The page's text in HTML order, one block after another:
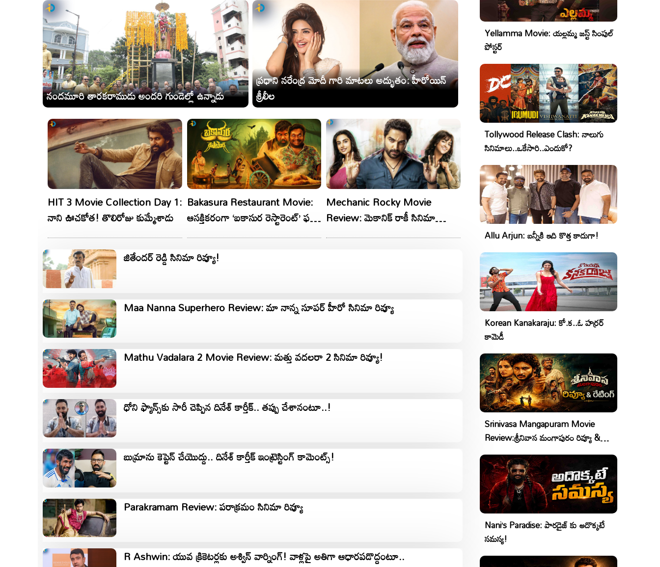
నందమూరి తారకరాముడు అందరి గుండెల్లో ఉన్నాడు
ప్రధాని నరేంద్ర మోదీ గారి మాటలు అద్భుతం: హీరోయిన్
శ్రీలీల
HIT 3 Movie Collection Day 1:
నాని ఊచకోత! తొలిరోజు కుమ్మేశాడు
Bakasura Restaurant Movie:
ఆసక్తికరంగా ‘బకాసుర రెస్టారెంట్‌’ ఫస్ట్‌
లుక్‌
Mechanic Rocky Movie
Review: మెకానిక్ రాకీ సినిమా
రివ్యూ!
జితేందర్ రెడ్డి సినిమా రివ్యూ!
Maa Nanna Superhero Review: మా నాన్న సూపర్ హీరో సినిమా రివ్యూ
Mathu Vadalara 2 Movie Review: మత్తు వదలరా 2 సినిమా రివ్యూ!
ధోని ఫ్యాన్స్‌కు సారీ చెప్పిన దినేశ్ కార్తీక్.. తప్పు చేశానంటూ..!
బుమ్రాను కెప్టెన్ చేయొద్దు.. దినేశ్ కార్తీక్ ఇంట్రెస్టింగ్ కామెంట్స్!
Parakramam Review: పరాక్రమం సినిమా రివ్యూ
R Ashwin: యువ క్రికెటర్లకు అశ్విన్ వార్నింగ్! వాళ్లపై అతిగా ఆధారపడొద్దంటూ..
Yellamma Movie: యల్లమ్మ జస్ట్ సింపుల్
పోస్టర్
Tollywood Release Clash: నాలుగు
సినిమాలు..ఒకేసారి..ఎందుకో?
Allu Arjun: బన్నీకి ఇది కొత్త కాదుగా!
Korean Kanakaraju: కో.క..ఓ హర్రర్
కామెడీ
Srinivasa Mangapuram Movie
Review:శ్రీనివాస మంగాపురం రివ్యూ &
రేటింగ్
Nani’s Paradise: పారడైజ్ కు అదొక్కటే
సమస్య!